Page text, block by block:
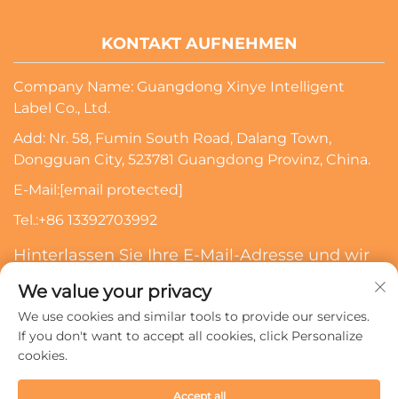
KONTAKT AUFNEHMEN
Company Name: Guangdong Xinye Intelligent
Label Co., Ltd.
Add: Nr. 58, Fumin South Road, Dalang Town,
Dongguan City, 523781 Guangdong Provinz, China.
E-Mail:[email protected]
Tel.:+86 13392703992
Hinterlassen Sie Ihre E-Mail-Adresse und wir
Abonnieren
We value your privacy
We use cookies and similar tools to provide our services.
If you don't want to accept all cookies, click Personalize
cookies.
Accept all